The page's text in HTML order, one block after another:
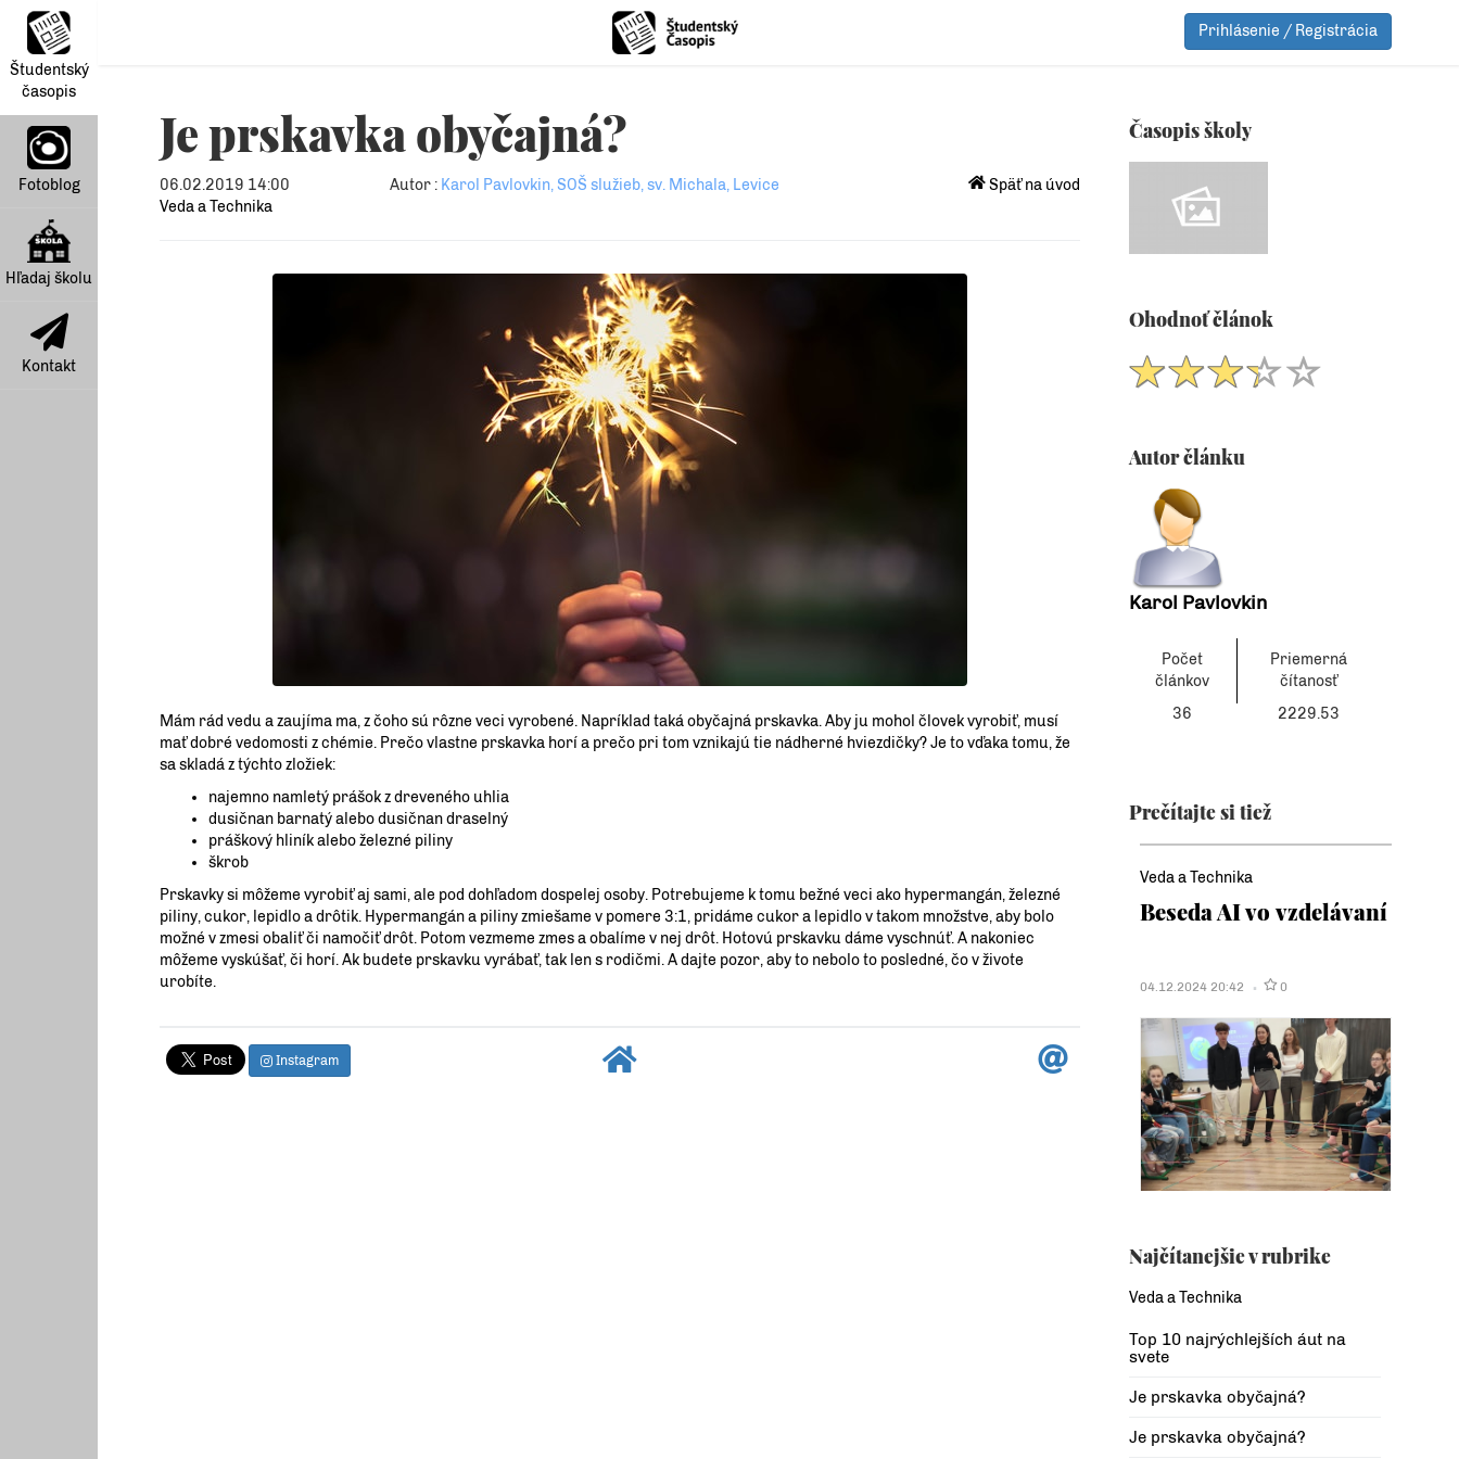
Študentský
časopis
Fotoblog
Hľadaj školu
Kontakt
Prihlásenie / Registrácia
Je prskavka obyčajná?
06.02.2019 14:00
Veda a Technika
Autor : Karol Pavlovkin, SOŠ služieb, sv. Michala, Levice Späť na úvod
Mám rád vedu a zaujíma ma, z čoho sú rôzne veci vyrobené. Napríklad taká obyčajná prskavka. Aby ju mohol človek vyrobiť, musí
mať dobré vedomosti z chémie. Prečo vlastne prskavka horí a prečo pri tom vznikajú tie nádherné hviezdičky? Je to vďaka tomu, že
sa skladá z týchto zložiek:
najemno namletý prášok z dreveného uhlia
dusičnan barnatý alebo dusičnan draselný
práškový hliník alebo železné piliny
škrob
Prskavky si môžeme vyrobiť aj sami, ale pod dohľadom dospelej osoby. Potrebujeme k tomu bežné veci ako hypermangán, železné
piliny, cukor, lepidlo a drôtik. Hypermangán a piliny zmiešame v pomere 3:1, pridáme cukor a lepidlo v takom množstve, aby bolo
možné v zmesi obaliť či namočiť drôt. Potom vezmeme zmes a obalíme v nej drôt. Hotovú prskavku dáme vyschnúť. A nakoniec
môžeme vyskúšať, či horí. Ak budete prskavku vyrábať, tak len s rodičmi. A dajte pozor, aby to nebolo to posledné, čo v živote
urobíte.
Instagram
Časopis školy
Ohodnoť článok
Autor článku
Karol Pavlovkin
Počet
článkov
Priemerná
čítanosť
36
2229.53
Prečítajte si tiež
Veda a Technika
Beseda AI vo vzdelávaní
04.12.2024 20:42 0
Najčítanejšie v rubrike
Veda a Technika
Top 10 najrýchlejších áut na
svete
Je prskavka obyčajná?
Je prskavka obyčajná?